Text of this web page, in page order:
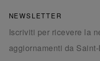
NEWSLETTER
Iscriviti per ricevere la
aggiornamenti da